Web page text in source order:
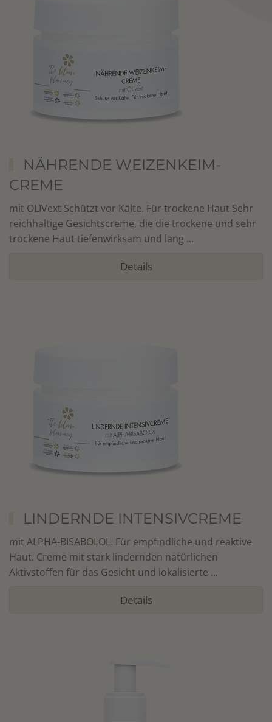
NÄHRENDE WEIZENKEIM-
CREME
mit OLIVext Schützt vor Kälte. Für trockene Haut Sehr
reichhaltige Gesichtscreme, die die trockene und sehr
trockene Haut tiefenwirksam und lang ...
Details
LINDERNDE INTENSIVCREME
mit ALPHA-BISABOLOL. Für empfindliche und reaktive
Haut. Creme mit stark lindernden natürlichen
Aktivstoffen für das Gesicht und lokalisierte ...
Details